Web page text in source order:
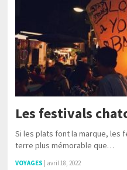
Les festivals
Si les plats font la marque, les
terre plus mémorable que…
VOYAGES avril 18, 2022